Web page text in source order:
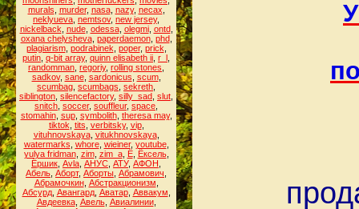
murals murder, nasa, nazy, necax
neklyueva nemtsov, new jersey,
nickelback nude, odessa, olegmi, ontd,
oxana chelysheva, paperdaemon, phd,
plagiarism, podrabinek poper, prick
putin q-bit array, quinn elisabeth ii r_l
randomman regoriy, rolling stones
sadkov, sane, sardonicus scum,
scumbag scumbags sekreth
siblington silencefactory, silly_sad slut
snitch soccer, souffleur, space
stomahin, sup, symbolith, theresa may,
tiktok tits verbitsky, vip,
vituhnovskaya, vitukhnovskaya,
watermarks whore, wieiner, youtube,
yulya fridman, zim, zim_a, Ё, Ёксель,
Ёршик Аvla АНУС АТУ, АФОН
Абель Аборт, Аборты Абрамович
Абрамочкин, Абстракционизм
Абсурд, Авангард, Аватар, Аввакум
Авдеевка, Авель, Авиалинии,